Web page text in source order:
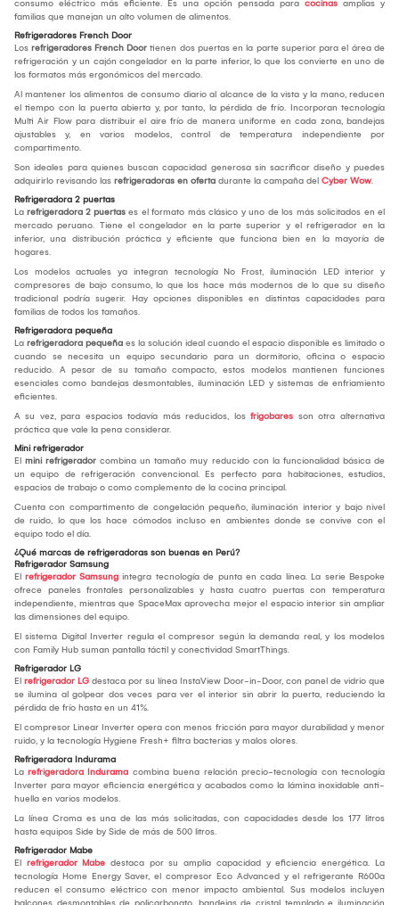
consumo eléctrico más eficiente. Es una opción pensada para cocinas amplias y
familias que manejan un alto volumen de alimentos.
Refrigeradores French Door
Los refrigeradores French Door tienen dos puertas en la parte superior para el área de
refrigeración y un cajón congelador en la parte inferior, lo que los convierte en uno de
los formatos más ergonómicos del mercado.
Al mantener los alimentos de consumo diario al alcance de la vista y la mano, reducen
el tiempo con la puerta abierta y, por tanto, la pérdida de frío. Incorporan tecnología
Multi Air Flow para distribuir el aire frío de manera uniforme en cada zona, bandejas
ajustables y, en varios modelos, control de temperatura independiente por
compartimento.
Son ideales para quienes buscan capacidad generosa sin sacrificar diseño y puedes
adquirirlo revisando las refrigeradoras en oferta durante la campaña del Cyber Wow.
Refrigeradora 2 puertas
La refrigeradora 2 puertas es el formato más clásico y uno de los más solicitados en el
mercado peruano. Tiene el congelador en la parte superior y el refrigerador en la
inferior, una distribución práctica y eficiente que funciona bien en la mayoría de
hogares.
Los modelos actuales ya integran tecnología No Frost, iluminación LED interior y
compresores de bajo consumo, lo que los hace más modernos de lo que su diseño
tradicional podría sugerir. Hay opciones disponibles en distintas capacidades para
familias de todos los tamaños.
Refrigeradora pequeña
La refrigeradora pequeña es la solución ideal cuando el espacio disponible es limitado o
cuando se necesita un equipo secundario para un dormitorio, oficina o espacio
reducido. A pesar de su tamaño compacto, estos modelos mantienen funciones
esenciales como bandejas desmontables, iluminación LED y sistemas de enfriamiento
eficientes.
A su vez, para espacios todavía más reducidos, los frigobares son otra alternativa
práctica que vale la pena considerar.
Mini refrigerador
El mini refrigerador combina un tamaño muy reducido con la funcionalidad básica de
un equipo de refrigeración convencional. Es perfecto para habitaciones, estudios,
espacios de trabajo o como complemento de la cocina principal.
Cuenta con compartimento de congelación pequeño, iluminación interior y bajo nivel
de ruido, lo que los hace cómodos incluso en ambientes donde se convive con el
equipo todo el día.
¿Qué marcas de refrigeradoras son buenas en Perú?
Refrigerador Samsung
El refrigerador Samsung integra tecnología de punta en cada línea. La serie Bespoke
ofrece paneles frontales personalizables y hasta cuatro puertas con temperatura
independiente, mientras que SpaceMax aprovecha mejor el espacio interior sin ampliar
las dimensiones del equipo.
El sistema Digital Inverter regula el compresor según la demanda real, y los modelos
con Family Hub suman pantalla táctil y conectividad SmartThings.
Refrigerador LG
El refrigerador LG destaca por su línea InstaView Door-in-Door, con panel de vidrio que
se ilumina al golpear dos veces para ver el interior sin abrir la puerta, reduciendo la
pérdida de frío hasta en un 41%.
El compresor Linear Inverter opera con menos fricción para mayor durabilidad y menor
ruido, y la tecnología Hygiene Fresh+ filtra bacterias y malos olores.
Refrigeradora Indurama
La refrigeradora Indurama combina buena relación precio-tecnología con tecnología
Inverter para mayor eficiencia energética y acabados como la lámina inoxidable anti-
huella en varios modelos.
La línea Croma es una de las más solicitadas, con capacidades desde los 177 litros
hasta equipos Side by Side de más de 500 litros.
Refrigerador Mabe
El refrigerador Mabe destaca por su amplia capacidad y eficiencia energética. La
tecnología Home Energy Saver, el compresor Eco Advanced y el refrigerante R600a
reducen el consumo eléctrico con menor impacto ambiental. Sus modelos incluyen